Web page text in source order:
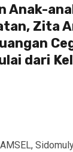
Anak-
Zita
dari